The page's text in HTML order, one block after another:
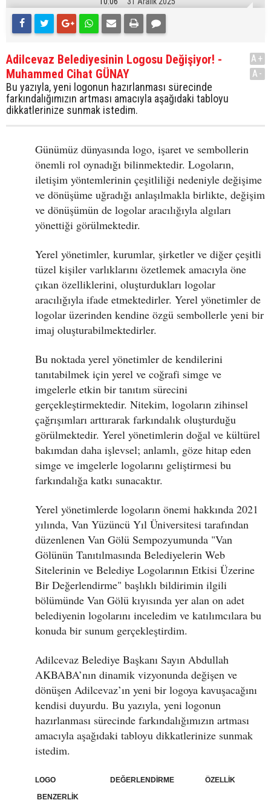
Adilcevaz Belediyesinin Logosu Değişiyor! -
Muhammed Cihat GÜNAY
Bu yazıyla, yeni logonun hazırlanması sürecinde
farkındalığımızın artması amacıyla aşağıdaki tabloyu
dikkatlerinize sunmak istedim.
A+
A-
Günümüz dünyasında logo, işaret ve sembollerin
önemli rol oynadığı bilinmektedir. Logoların,
iletişim yöntemlerinin çeşitliliği nedeniyle değişime
ve dönüşüme uğradığı anlaşılmakla birlikte, değişim
ve dönüşümün de logolar aracılığıyla algıları
yönettiği görülmektedir.
Yerel yönetimler, kurumlar, şirketler ve diğer çeşitli
tüzel kişiler varlıklarını özetlemek amacıyla öne
çıkan özelliklerini, oluşturdukları logolar
aracılığıyla ifade etmektedirler. Yerel yönetimler de
logolar üzerinden kendine özgü sembollerle yeni bir
imaj oluşturabilmektedirler.
Bu noktada yerel yönetimler de kendilerini
tanıtabilmek için yerel ve coğrafi simge ve
imgelerle etkin bir tanıtım sürecini
gerçekleştirmektedir. Nitekim, logoların zihinsel
çağrışımları arttırarak farkındalık oluşturduğu
görülmektedir. Yerel yönetimlerin doğal ve kültürel
bakımdan daha işlevsel; anlamlı, göze hitap eden
simge ve imgelerle logolarını geliştirmesi bu
farkındalığa katkı sunacaktır.
Yerel yönetimlerde logoların önemi hakkında 2021
yılında, Van Yüzüncü Yıl Üniversitesi tarafından
düzenlenen Van Gölü Sempozyumunda "Van
Gölünün Tanıtılmasında Belediyelerin Web
Sitelerinin ve Belediye Logolarının Etkisi Üzerine
Bir Değerlendirme" başlıklı bildirimin ilgili
bölümünde Van Gölü kıyısında yer alan on adet
belediyenin logolarını inceledim ve katılımcılara bu
konuda bir sunum gerçekleştirdim.
Adilcevaz Belediye Başkanı Sayın Abdullah
AKBABA’nın dinamik vizyonunda değişen ve
dönüşen Adilcevaz’ın yeni bir logoya kavuşacağını
kendisi duyurdu. Bu yazıyla, yeni logonun
hazırlanması sürecinde farkındalığımızın artması
amacıyla aşağıdaki tabloyu dikkatlerinize sunmak
istedim.
LOGO DEĞERLENDİRME ÖZELLİK
BENZERLİK